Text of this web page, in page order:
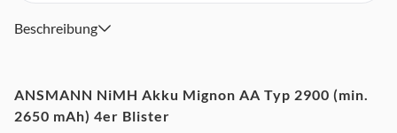
Beschreibung
ANSMANN NiMH Akku Mignon AA Typ 2900 (min.
2650 mAh) 4er Blister